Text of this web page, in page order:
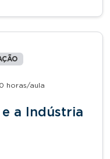
horas/aula
a Indústria